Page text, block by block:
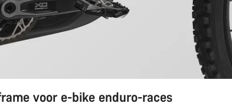
voor e-bike enduro-races